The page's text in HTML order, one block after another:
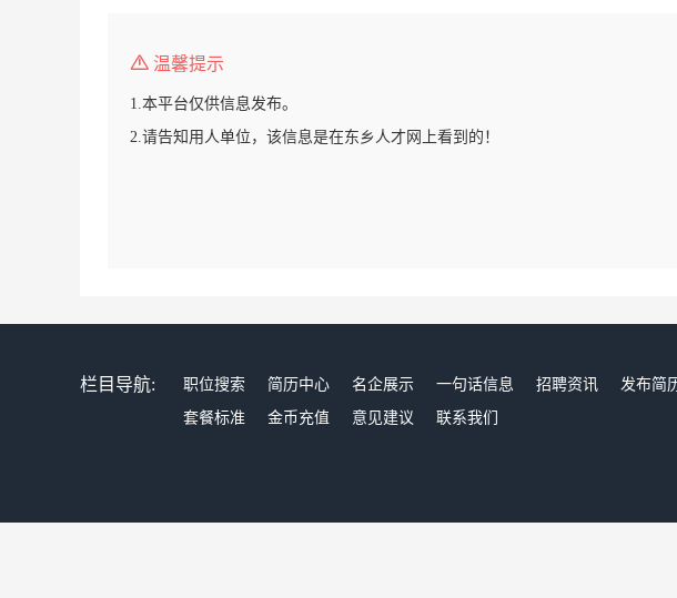
温馨提示
1.本平台仅供信息发布。
2.请告知用人单位，该信息是在东乡人才网上看到的！
栏目导航: 职位搜索 简历中心 名企展示 一句话信息 招聘资讯 发布简
套餐标准
金币充值 意见建议 联系我们